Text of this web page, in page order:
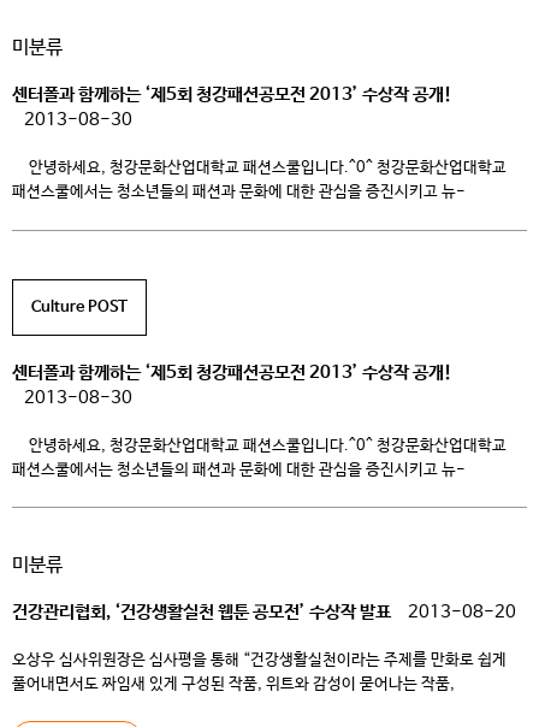
금상 5편, 은상 5편, 동상 10편, 특선 221편, 입선 249편 그리고 13분의
미분류
센터폴과 함께하는 ‘제5회 청강패션공모전 2013’ 수상작 공개!
2013-08-30
안녕하세요, 청강문화산업대학교 패션스쿨입니다.^0^ 청강문화산업대학교
패션스쿨에서는 청소년들의 패션과 문화에 대한 관심을 증진시키고 뉴-
8월 19일(월)에 공개되었습니다! 대상 수상자에게는 […]
Culture POST
센터폴과 함께하는 ‘제5회 청강패션공모전 2013’ 수상작 공개!
2013-08-30
안녕하세요, 청강문화산업대학교 패션스쿨입니다.^0^ 청강문화산업대학교
패션스쿨에서는 청소년들의 패션과 문화에 대한 관심을 증진시키고 뉴-
접수되어 청강 패션스쿨에 대한 뜨거운 열기를 반영했는데요, 드디어 그 결과가
미분류
건강관리협회, ‘건강생활실천 웹툰 공모전’ 수상작 발표 2013-08-20
오상우 심사위원장은 심사평을 통해 “건강생활실천이라는 주제를 만화로 쉽게
풀어내면서도 짜임새 있게 구성된 작품, 위트와 감성이 묻어나는 작품,